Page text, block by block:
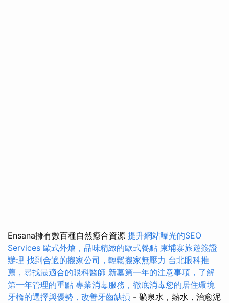
Ensana擁有數百種自然癒合資源 提升網站曝光的SEO
Services 歐式外燴，品味精緻的歐式餐點 柬埔寨旅遊簽證
辦理 找到合適的搬家公司，輕鬆搬家無壓力 台北眼科推
薦，尋找最適合的眼科醫師 新墓第一年的注意事項，了解
第一年管理的重點 專業消毒服務，徹底消毒您的居住環境
牙橋的選擇與優勢，改善牙齒缺損 - 礦泉水，熱水，治愈泥